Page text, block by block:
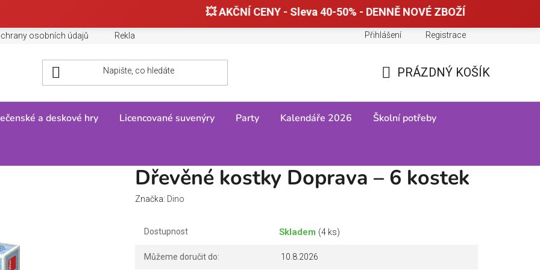
💥 AKČNÍ CENY - Sleva 40-50% - DENNĚ NOVÉ ZBOŽÍ
osobních údajů Reklamace, výměny a vrácení zboží Tabulky velikostí
Přihlášení Registrace
KOŠÍK
PRÁZDNÝ KOŠÍK
a deskové hry Licencované suvenýry Party Kalendáře 2026 Školní potřeby
Dřevěné kostky Doprava – 6 kostek
Značka: Dino
Dostupnost Skladem (4 ks)
Můžeme doručit do: 10.8.2026